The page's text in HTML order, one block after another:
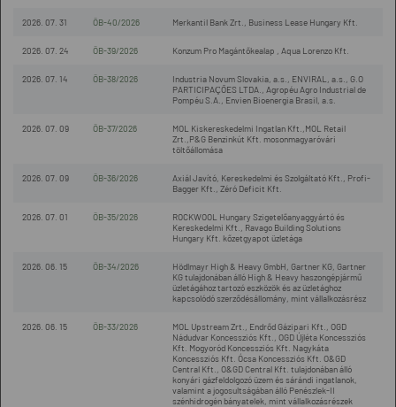
2026. 07. 31 ÖB-40/2026 Merkantil Bank Zrt., Business Lease Hungary Kft.
2026. 07. 24 ÖB-39/2026 Konzum Pro Magántőkealap , Aqua Lorenzo Kft.
2026. 07. 14 ÖB-38/2026
Industria Novum Slovakia, a.s., ENVIRAL, a.s., G.O
PARTICIPAÇÕES LTDA., Agropéu Agro Industrial de
Pompéu S.A., Envien Bioenergia Brasil, a.s.
2026. 07. 09 ÖB-37/2026
MOL Kiskereskedelmi Ingatlan Kft.,MOL Retail
Zrt.,P&G Benzinkút Kft. mosonmagyaróvári
töltőállomása
2026. 07. 09 ÖB-36/2026
Axiál Javító, Kereskedelmi és Szolgáltató Kft., Profi-
Bagger Kft., Zéró Deficit Kft.
2026. 07. 01 ÖB-35/2026
ROCKWOOL Hungary Szigetelőanyaggyártó és
Kereskedelmi Kft., Ravago Building Solutions
Hungary Kft. kőzetgyapot üzletága
2026. 06. 15 ÖB-34/2026
Hödlmayr High & Heavy GmbH, Gartner KG, Gartner
KG tulajdonában álló High & Heavy haszongépjármű
üzletágához tartozó eszközök és az üzletághoz
kapcsolódó szerződésállomány, mint vállalkozásrész
2026. 06. 15 ÖB-33/2026
MOL Upstream Zrt., Endrőd Gázipari Kft., OGD
Nádudvar Koncessziós Kft., OGD Újléta Koncessziós
Kft. Mogyoród Koncessziós Kft. Nagykáta
Koncessziós Kft. Ócsa Koncessziós Kft. O&GD
Central Kft., O&GD Central Kft. tulajdonában álló
konyári gázfeldolgozó üzem és sárándi ingatlanok,
valamint a jogosultságában álló Penészlek-II
szénhidrogén bányatelek, mint vállalkozásrészek